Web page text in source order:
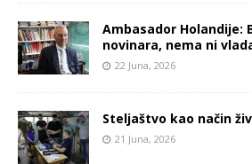
Ambasador Holandije:
novinara, nema ni
22 Juna, 2026
Steljaštvo kao način
21 Juna, 2026